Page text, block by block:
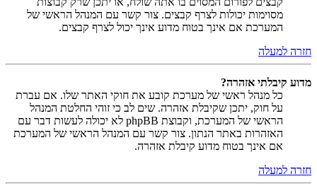
מסוימות יכולות לצרף קבצים. צור קשר עם המנהל הראשי של
המערכת אם אינך בטוח מדוע אינך יכול לצרף קבצים.
חזרה למעלה
מדוע קיבלתי אזהרה?
כל מנהל ראשי של מערכת קובע את חוקי האתר שלו. אם עברת
על חוק, יתכן שקיבלת אזהרה. שים לב כי זוהי החלטת המנהל
הראשי של המערכת, וקבוצת phpBB לא יכולה לעשות דבר עם
האזהרות באתר הנתון. צור קשר עם המנהל הראשי של המערכת
אם אינך בטוח מדוע קיבלת אזהרה.
חזרה למעלה